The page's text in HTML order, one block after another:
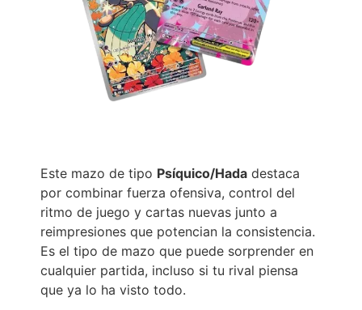
Este mazo de tipo Psíquico/Hada destaca
por combinar fuerza ofensiva, control del
ritmo de juego y cartas nuevas junto a
reimpresiones que potencian la consistencia.
Es el tipo de mazo que puede sorprender en
cualquier partida, incluso si tu rival piensa
que ya lo ha visto todo.